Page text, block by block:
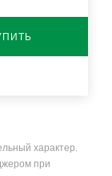
характер.
при